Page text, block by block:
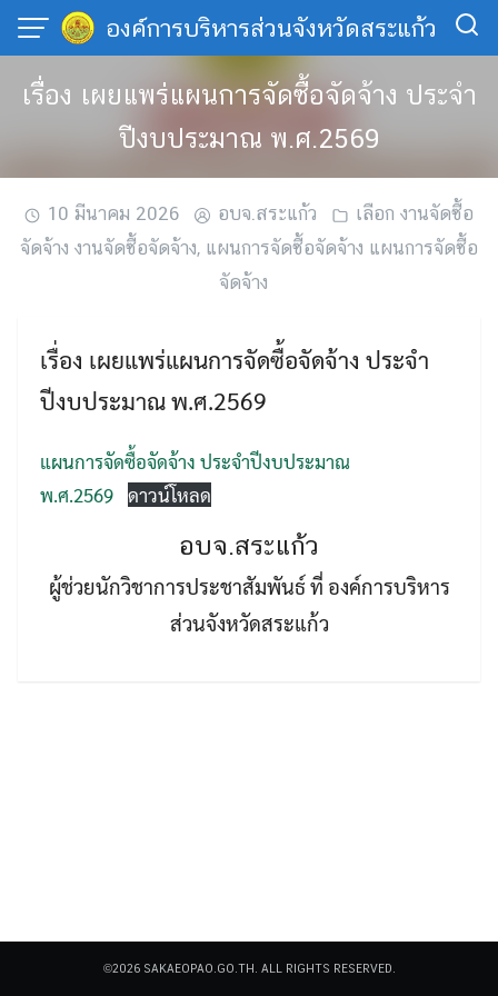
Skip
content
องค์การบริหารส่วนจังหวัดสระแก้ว
เรื่อง เผยแพร่แผนการจัดซื้อจัดจ้าง ประจำ
ปีงบประมาณ พ.ศ.2569
10 มีนาคม 2026 อบจ.สระแก้ว
เลือก งานจัดซื้อ
จัดจ้าง งานจัดซื้อจัดจ้าง, แผนการจัดซื้อจัดจ้าง แผนการจัดซื้อ
จัดจ้าง
เรื่อง เผยแพร่แผนการจัดซื้อจัดจ้าง ประจำ
ปีงบประมาณ พ.ศ.2569
แผนการจัดซื้อจัดจ้าง ประจำปีงบประมาณ
พ.ศ.2569 ดาวน์โหลด
อบจ.สระแก้ว
ผู้ช่วยนักวิชาการประชาสัมพันธ์ ที่ องค์การบริหาร
ส่วนจังหวัดสระแก้ว
©2026 SAKAEOPAO.GO.TH. ALL RIGHTS RESERVED.